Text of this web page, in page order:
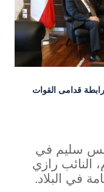
قدامى القوات
سليم في
النائب رازي
في البلاد.